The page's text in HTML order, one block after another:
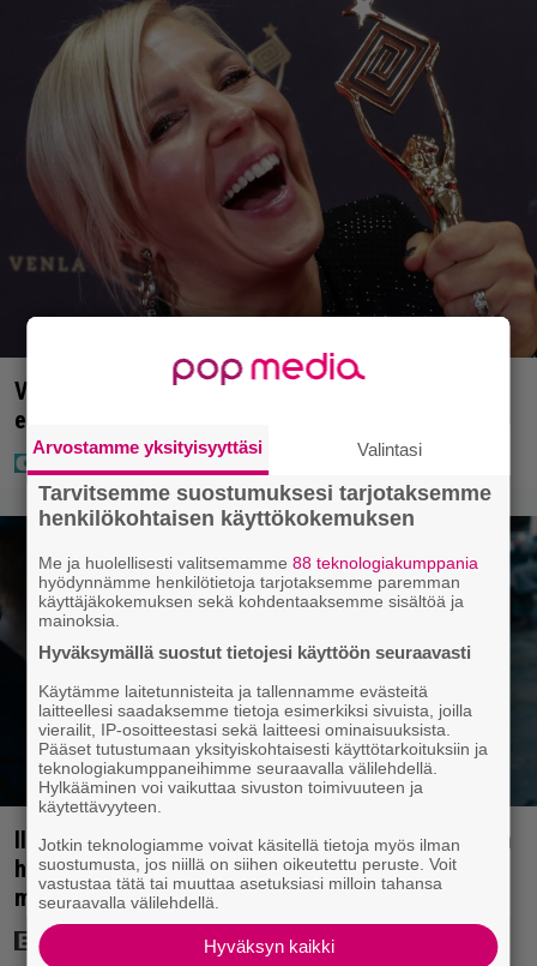
Vappu Pimiästä tuli miljoonikko – eikä yksi milli
edes riitä, näin se tapahtui
Illalla tv:ssä: Perinteinen dekkari Agatha Christien
hengessä – vuoden 2023 leffa tarjoaa
murhamysteerin
Arvostamme yksityisyyttäsi Valintasi
Tarvitsemme suostumuksesi tarjotaksemme
henkilökohtaisen käyttökokemuksen
Me ja huolellisesti valitsemamme88 teknologiakumppania
hyödynnämme henkilötietoja tarjotaksemme paremman
käyttäjäkokemuksen sekä kohdentaaksemme sisältöä ja
mainoksia.
Hyväksymällä suostut tietojesi käyttöön seuraavasti
Käytämme laitetunnisteita ja tallennamme evästeitä
laitteellesi saadaksemme tietoja esimerkiksi sivuista, joilla
vierailit, IP-osoitteestasi sekä laitteesi ominaisuuksista.
Pääset tutustumaan yksityiskohtaisesti käyttötarkoituksiin ja
teknologiakumppaneihimme seuraavalla välilehdellä.
Hylkääminen voi vaikuttaa sivuston toimivuuteen ja
käytettävyyteen.
Jotkin teknologiamme voivat käsitellä tietoja myös ilman
suostumusta, jos niillä on siihen oikeutettu peruste. Voit
vastustaa tätä tai muuttaa asetuksiasi milloin tahansa
seuraavalla välilehdellä.
Hyväksyn kaikki